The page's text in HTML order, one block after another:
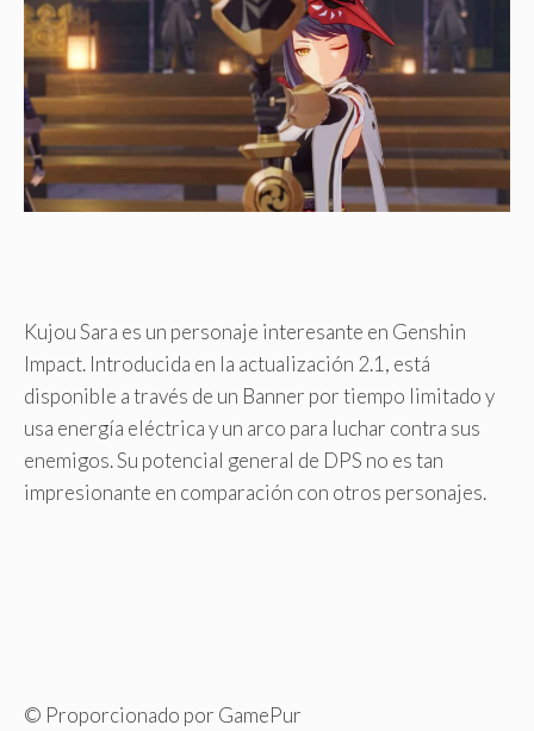
Kujou Sara es un personaje interesante en Genshin
Impact. Introducida en la actualización 2.1, está
disponible a través de un Banner por tiempo limitado y
usa energía eléctrica y un arco para luchar contra sus
enemigos. Su potencial general de DPS no es tan
impresionante en comparación con otros personajes.
© Proporcionado por GamePur